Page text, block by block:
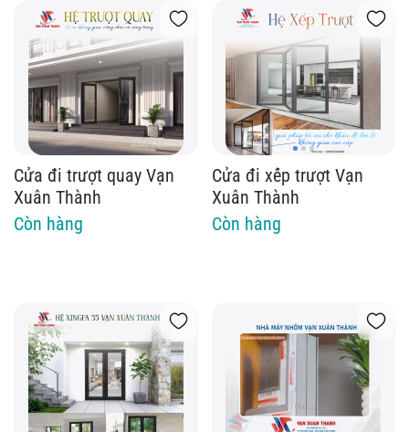
Cửa đi trượt quay Vạn
Xuân Thành
Còn hàng
Cửa đi xếp trượt Vạn
Xuân Thành
Còn hàng